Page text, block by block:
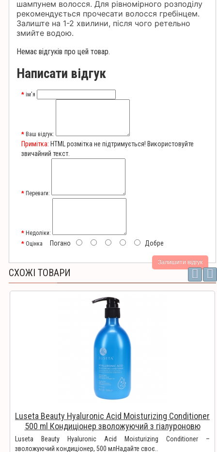
шампунем волосся. Для рівномірного розподілу
рекомендується прочесати волосся гребінцем.
Залиште на 1-2 хвилини, після чого ретельно
змийте водою.
Немає відгуків про цей товар.
Написати відгук
ім'я
Ваш відгук:
Примітка: HTML розмітка не підтримується! Використовуйте
звичайний текст.
Переваги:
Недоліки:
Оцінка
Погано Добре
Залишити відгук
СХОЖІ ТОВАРИ
Luseta Beauty Hyaluronic Acid Moisturizing Conditioner
500 ml Кондиціонер зволожуючий з гіалуроновю
кислотою
Luseta Beauty Hyaluronic Acid Moisturizing Conditioner –
зволожуючий кондиціонер, 500 млНадайте своє..